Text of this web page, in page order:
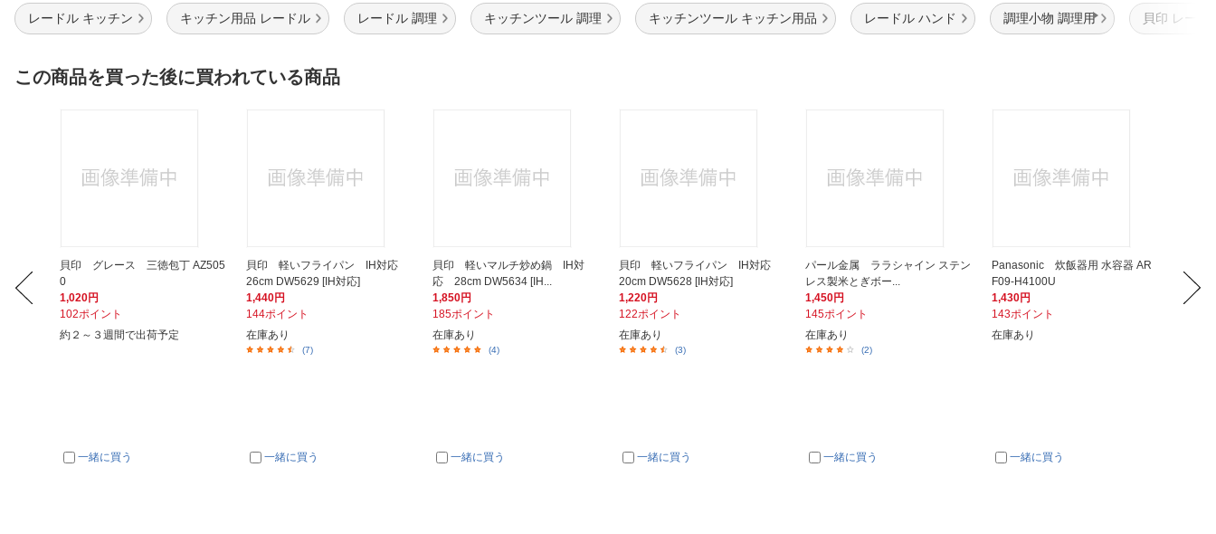
レードル キッチン キッチン用品 レードル レードル 調理 キッチンツール 調理 キッチンツール キッチン用品 レードル ハンド 調理小物 調理用 貝印 レード
この商品を買った後に買われている商品
貝印 グレース 三徳包丁 AZ505
0
1,020円
102ポイント
約２～３週間で出荷予定
一緒に買う
貝印 軽いフライパン IH対応
26cm DW5629 [IH対応]
1,440円
144ポイント
在庫あり
(7)
一緒に買う
貝印 軽いマルチ炒め鍋 IH対
応 28cm DW5634 [IH...
1,850円
185ポイント
在庫あり
(4)
一緒に買う
貝印 軽いフライパン IH対応
20cm DW5628 [IH対応]
1,220円
122ポイント
在庫あり
(3)
一緒に買う
パール金属 ララシャイン ステン
レス製米とぎボー...
1,450円
145ポイント
在庫あり
(2)
一緒に買う
Panasonic 炊飯器用 水容器 AR
F09-H4100U
1,430円
143ポイント
在庫あり
一緒に買う
パッ
220円